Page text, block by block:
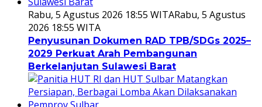
Rabu, 5 Agustus 2026 18:55 WITARabu, 5 Agustus
2026 18:55 WITA
Penyusunan Dokumen RAD TPB/SDGs 2025–
2029 Perkuat Arah Pembangunan
Berkelanjutan Sulawesi Barat